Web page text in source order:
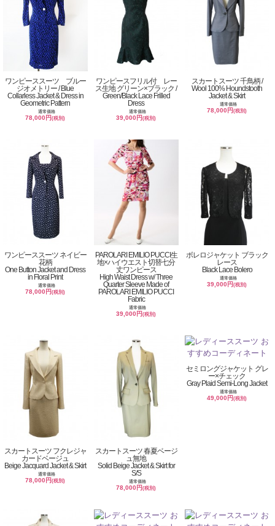
ワンピーススーツ ブルー
ジオメトリー / Blue
Collarless Jacket & Dress in
Geometric Pattern
通常価格
78,000円(税別)
ワンピースフリル付 レー
ス生地 グリーン×ブラック /
Green/Black Lace Frilled
Dress
通常価格
39,000円(税別)
スカートスーツ 千鳥柄 /
Wool 100% Houndstooth
Jacket & Skirt
通常価格
78,000円(税別)
ワンピーススーツ ネイビー
花柄
One Button Jacket and Dress
in Floral Print
通常価格
78,000円(税別)
PAROLARI EMILIO PUCCI生
地×ハイウエスト切替七分
丈ワンピース
High Waist Dress w/ Three
Quarter Sleeve Made of
PAROLARI EMILIO PUCCI
Fabric
通常価格
39,000円(税別)
ボレロジャケット ブラック
レース
Black Lace Bolero
通常価格
39,000円(税別)
スカートスーツ フクレジャ
カードベージュ
Beige Jacquard Jacket & Skirt
通常価格
78,000円(税別)
スカートスーツ 春夏ベージ
ュ無地
Solid Beige Jacket & Skirt for
S/S
通常価格
78,000円(税別)
セミロングジャケット グレ
ー×チェック
Gray Plaid Semi-Long Jacket
通常価格
49,000円(税別)